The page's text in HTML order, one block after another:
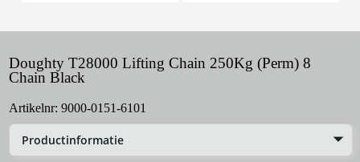
Doughty T28000 Lifting Chain 250Kg (Perm) 8
Chain Black
Artikelnr: 9000-0151-6101
Productinformatie